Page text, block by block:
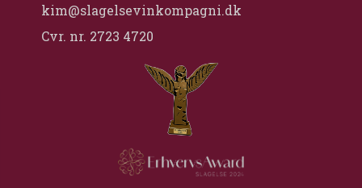
kim@slagelsevinkompagni.dk
Cvr. nr. 2723 4720